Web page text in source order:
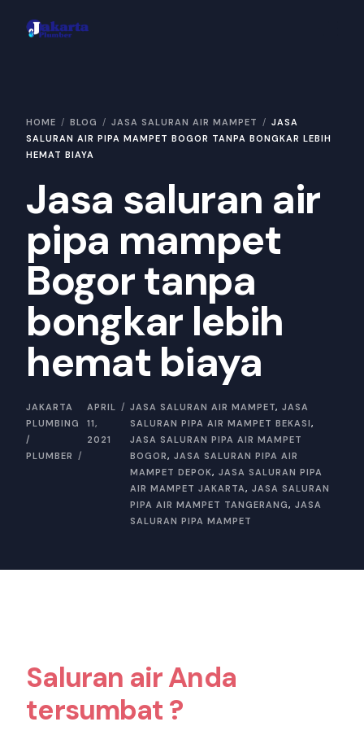
HOME BLOG JASA SALURAN AIR MAMPET
JASA
SALURAN AIR PIPA MAMPET BOGOR TANPA BONGKAR LEBIH
HEMAT BIAYA
Jasa saluran air
pipa mampet
Bogor tanpa
bongkar lebih
hemat biaya
JAKARTA
PLUMBING
/
PLUMBER
APRIL
11,
2021
JASA SALURAN AIR MAMPET,JASA
SALURAN PIPA AIR MAMPET BEKASI,
JASA SALURAN PIPA AIR MAMPET
BOGOR,JASA SALURAN PIPA AIR
MAMPET DEPOK,JASA SALURAN PIPA
AIR MAMPET JAKARTA,JASA SALURAN
PIPA AIR MAMPET TANGERANG,JASA
SALURAN PIPA MAMPET
Saluran air Anda
tersumbat ?
Hubungi Kami
Galeri